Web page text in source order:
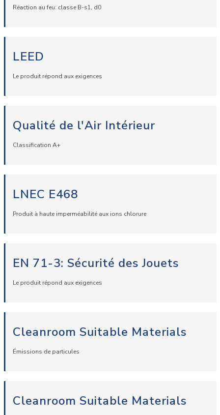
Réaction au feu: classe B-s1, d0
LEED
Le produit répond aux exigences
Qualité de l'Air Intérieur
Classification A+
LNEC E468
Produit à haute imperméabilité aux ions chlorure
EN 71-3: Sécurité des Jouets
Le produit répond aux exigences
Cleanroom Suitable Materials
Émissions de particules
Cleanroom Suitable Materials